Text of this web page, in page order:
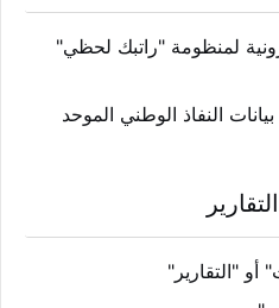
لمنظومة "راتبك لحظي"
النفاذ الوطني الموحد
أو "التقارير"